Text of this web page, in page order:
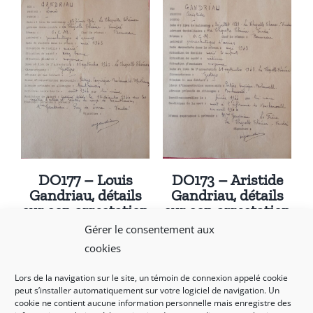
Gérer le consentement aux
cookies
Lors de la navigation sur le site, un témoin de connexion appelé cookie
peut s’installer automatiquement sur votre logiciel de navigation. Un
cookie ne contient aucune information personnelle mais enregistre des
DO177 – Louis
Gandriau, détails
sur son arrestation
DO173 – Aristide
Gandriau, détails
sur son arrestation